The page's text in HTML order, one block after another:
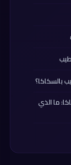
بالسكاكا؟
ما الذي